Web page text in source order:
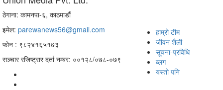
ठेगाना: कामनपा-६, काठमाडौं
इमेल: parewanews56@gmail.com
फोन : ९८२४१६५१७३
सञ्चार रजिष्ट्रार दर्ता नम्बर: ००१२८/०७८-०७९
हाम्रो टीम
जीवन शैली
सूचना-प्रविधि
ब्लग
यस्तो पनि